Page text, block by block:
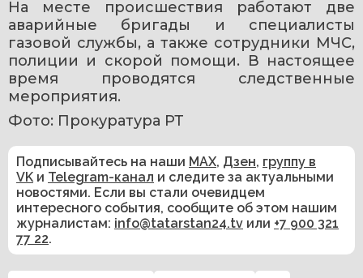
На месте происшествия работают две
аварийные бригады и специалисты
газовой службы, а также сотрудники МЧС,
полиции и скорой помощи. В настоящее
время проводятся следственные
мероприятия.
Фото: Прокуратура РТ
Подписывайтесь на наши MAX, Дзен, группу в
VK и Telegram-канал и следите за актуальными
новостями. Если вы стали очевидцем
интересного события, сообщите об этом нашим
журналистам: info@tatarstan24.tv или +7 900 321
77 22.